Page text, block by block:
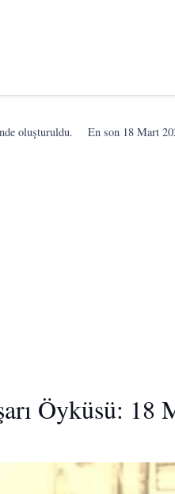
oluşturuldu. En son 18 Mart
Öyküsü: 18